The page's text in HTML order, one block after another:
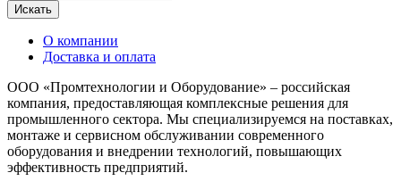
Искать
О компании
Доставка и оплата
ООО «Промтехнологии и Оборудование» – российская
компания, предоставляющая комплексные решения для
промышленного сектора. Мы специализируемся на поставках,
монтаже и сервисном обслуживании современного
оборудования и внедрении технологий, повышающих
эффективность предприятий.